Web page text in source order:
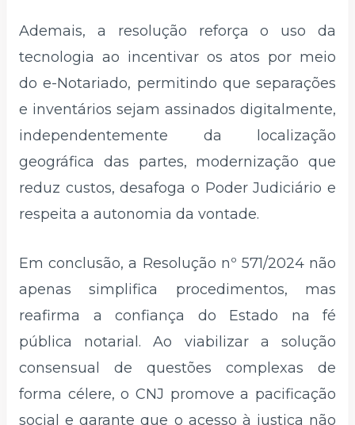
Ademais, a resolução reforça o uso da
tecnologia ao incentivar os atos por meio
do e-Notariado, permitindo que separações
e inventários sejam assinados digitalmente,
independentemente da localização
geográfica das partes, modernização que
reduz custos, desafoga o Poder Judiciário e
respeita a autonomia da vontade.
Em conclusão, a Resolução nº 571/2024 não
apenas simplifica procedimentos, mas
reafirma a confiança do Estado na fé
pública notarial. Ao viabilizar a solução
consensual de questões complexas de
forma célere, o CNJ promove a pacificação
social e garante que o acesso à justiça não